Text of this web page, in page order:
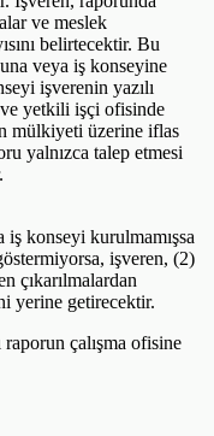
ve meslek
belirtecektir. Bu
veya iş konseyine
işverenin yazılı
ve yetkili işçi ofisinde
mülkiyeti üzerine iflas
yalnızca talep etmesi
konseyi kurulmamışsa
işveren, (2)
çıkarılmalardan
yerine getirecektir.
çalışma ofisine